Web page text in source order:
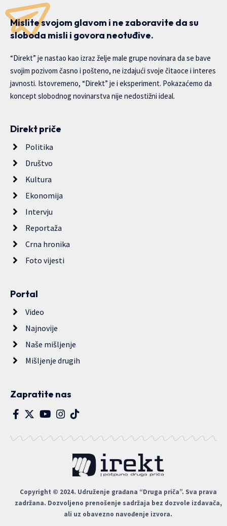
Mislite svojom glavom i ne zaboravite da su
sloboda misli i govora neotuđive.
“Direkt” je nastao kao izraz želje male grupe novinara da se bave
svojim pozivom časno i pošteno, ne izdajući svoje čitaoce i interes
javnosti. Istovremeno, “Direkt” je i eksperiment. Pokazaćemo da
koncept slobodnog novinarstva nije nedostižni ideal.
Direkt priče
Politika
Društvo
Kultura
Ekonomija
Intervju
Reportaža
Crna hronika
Foto vijesti
Portal
Video
Najnovije
Naše mišljenje
Mišljenje drugih
Zapratite nas
Copyright © 2024. Udruženje građana “Druga priča”. Sva prava
zadržana. Dozvoljeno prenošenje sadržaja bez dozvole izdavača,
ali uz obavezno navođenje izvora.